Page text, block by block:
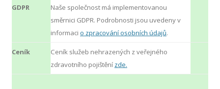
GDPR
Naše společnost má implementovanou
směrnici GDPR. Podrobnosti jsou uvedeny v
informaci o zpracování osobních údajů.
Ceník
Ceník služeb nehrazených z veřejného
zdravotního pojištění zde.